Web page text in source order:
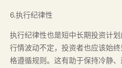
6.执行纪律性
执行纪律性也是短中长期投资计
行情波动不定，投资者也应该始
格遵循规则。这有助于保持冷静、